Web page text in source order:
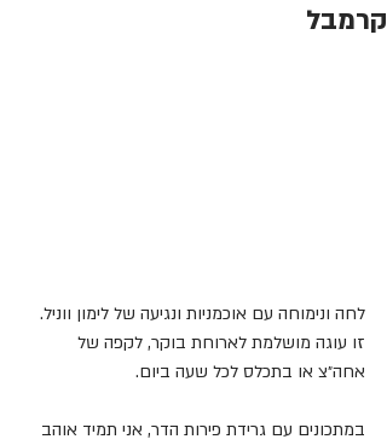
קרמבל
לחה ונימוחה עם אוכמניות ונגיעה של לימון ווניל.
זו עוגה מושלמת לארוחת בוקר, לקפה של
אחה״צ או בתכלס לכל שעה ביום.
במתכונים עם גרידת פירות הדר, אני תמיד אוהב